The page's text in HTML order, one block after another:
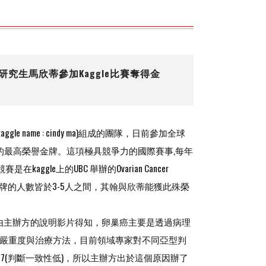
究生馬欣蒂參加Kaggle比賽奪得金
name : cindy ma)組成的團隊，日前參加全球
高榮譽金牌。這項極具競爭力的國際賽事,每年
在kaggle上的UBC 舉辦的Ovarian Cancer
牌的人數皆於3-5人之間，其翰與欣蒂能獲此殊榮
主辦方的說明影片得知，卵巢癌主要是透過病理
重度與治療方法，目前領域專家對不同亞型判
判斷一致性低)，所以主辦方出於這個原因辦了